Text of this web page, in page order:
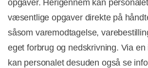
opgaver. Herigennem kan
væsentlige opgaver direkte på
såsom varemodtagelse,
eget forbrug og nedskrivning. Via
kan personalet desuden også se